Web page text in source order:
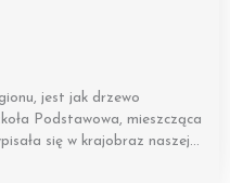
jest jak drzewo
Podstawowa, mieszcząca
się w krajobraz naszej…